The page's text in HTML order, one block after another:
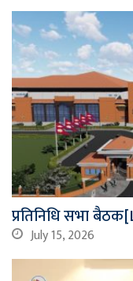
प्रतिनिधि सभा
July 15, 2026